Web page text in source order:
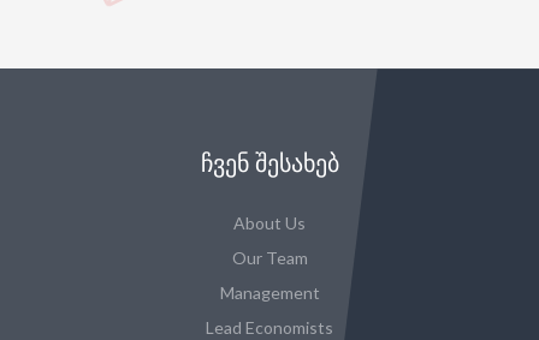
ᲩᲕᲔᲜ ᲨᲔᲡᲐᲮᲔᲑ
About Us
Our Team
Management
Lead Economists